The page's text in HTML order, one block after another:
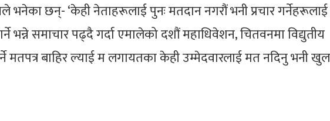
भनेका छन्- ‘केही नेताहरूलाई पुनः मतदान नगरौं भनी प्रचार गर्नेहरूलाई
भन्ने समाचार पढ्दै गर्दा एमालेको दशौं महाधिवेशन, चितवनमा विद्युतीय
मतपत्र बाहिर ल्याई म लगायतका केही उम्मेदवारलाई मत नदिनु भनी